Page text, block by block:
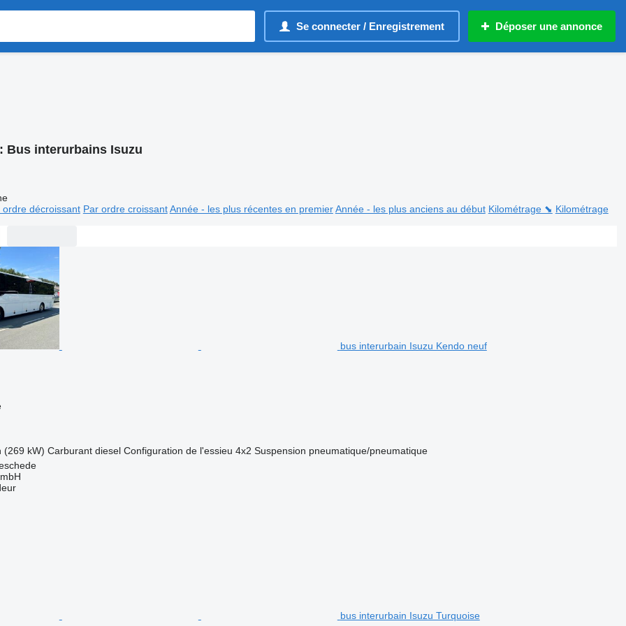
Se connecter / Enregistrement Déposer une annonce
Bus interurbains Isuzu
ordre décroissant Par ordre croissant Année - les plus récentes en premier Année - les plus anciens au début Kilométrage ⬊ Kilométrage
bus interurbain Isuzu Kendo neuf
(269 kW) Carburant diesel Configuration de l'essieu 4x2 Suspension pneumatique/pneumatique
bus interurbain Isuzu Turquoise